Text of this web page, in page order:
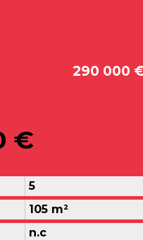
290 000
€
5
105 m²
n.c